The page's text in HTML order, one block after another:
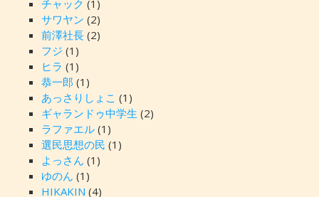
チャック (1)
サワヤン (2)
前澤社長(2)
フジ (1)
ヒラ (1)
恭一郎 (1)
あっさりしょこ (1)
ギャランドゥ中学生 (2)
ラファエル(1)
選民思想の民 (1)
よっさん (1)
ゆのん (1)
HIKAKIN (4)